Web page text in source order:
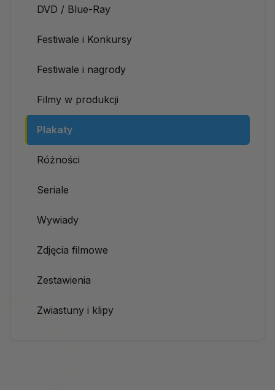
DVD / Blue-Ray
Festiwale i Konkursy
Festiwale i nagrody
Filmy w produkcji
Plakaty
Różności
Seriale
Wywiady
Zdjęcia filmowe
Zestawienia
Zwiastuny i klipy